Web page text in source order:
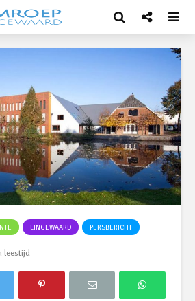
LINGEWAARD PERSBERICHT
leestijd